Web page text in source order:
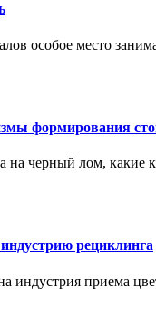
особое место
формирования
на черный лом,
рециклинга
индустрия приема